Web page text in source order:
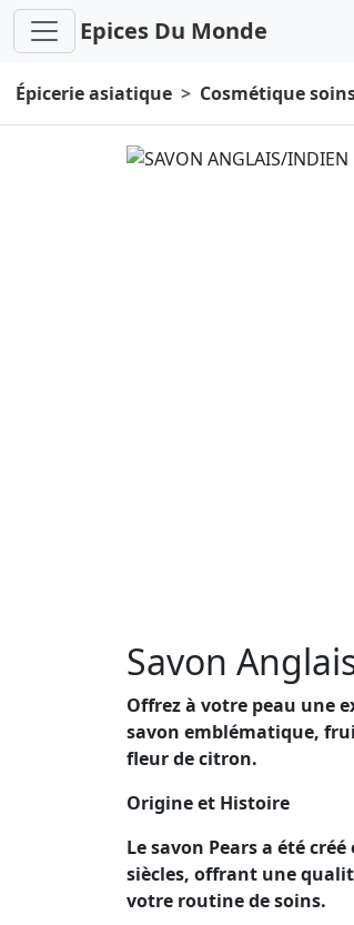
Epices Du Monde
Épicerie asiatique Cosmétique
Savon
Offrez à votre peau une
savon emblématique,
fleur de citron.
Origine et Histoire
Le savon Pears a été
siècles, offrant une
votre routine de soins.